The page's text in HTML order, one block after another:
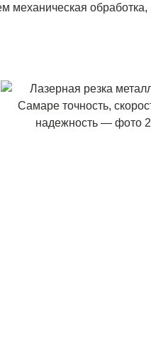
механическая обработка,